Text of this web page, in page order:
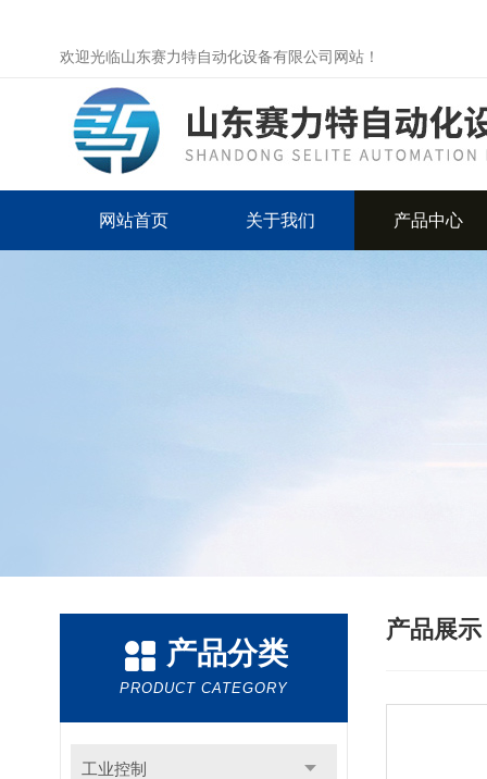
欢迎光临山东赛力特自动化设备有限公司网站！
网站首页 关于我们 产品中心
产品分类
PRODUCT CATEGORY
工业控制
产品展示